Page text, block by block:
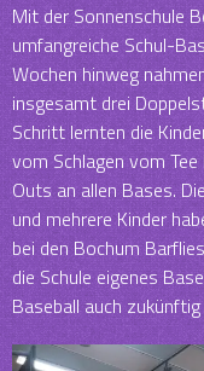
Mit der Sonnenschule
umfangreiche Schul-
Wochen hinweg
insgesamt drei
Schritt lernten die
vom Schlagen vom
Outs an allen Bases.
und mehrere Kinder
bei den Bochum
die Schule eigenes
Baseball auch